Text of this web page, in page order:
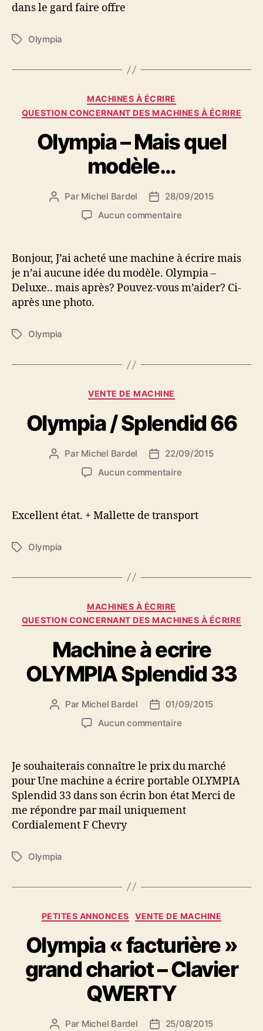
dans le gard faire offre
Étiquettes
Olympia
Catégories
MACHINES À ÉCRIRE
QUESTION CONCERNANT DES MACHINES À ÉCRIRE
Olympia – Mais quel
modèle…
Auteur
Par Michel Bardel
Date
de
28/09/2015
Aucun commentairesur
Mais
modèle…
Bonjour, J’ai acheté une machine à écrire mais
je n’ai aucune idée du modèle. Olympia –
Deluxe.. mais après? Pouvez-vous m’aider? Ci-
après une photo.
Étiquettes
Olympia
Catégories
VENTE DE MACHINE
Olympia / Splendid 66
Auteur
Par Michel Bardel
Date22/09/2015
Aucun commentairesur
Splendid
66
Excellent état. + Mallette de transport
Étiquettes
Olympia
Catégories
MACHINES À ÉCRIRE
QUESTION CONCERNANT DES MACHINES À ÉCRIRE
Machine à ecrire
OLYMPIA Splendid 33
Auteur
Par Michel Bardel
Date01/09/2015
Aucun commentairesur
OLYMPIA
Splendid
33
Je souhaiterais connaître le prix du marché
pour Une machine a écrire portable OLYMPIA
Splendid 33 dans son écrin bon état Merci de
me répondre par mail uniquement
Cordialement F Chevry
Étiquettes
Olympia
Catégories
PETITES ANNONCES VENTE DE MACHINE
Olympia « facturière »
grand chariot – Clavier
QWERTY
Auteur
Par Michel Bardel
Date25/08/2015